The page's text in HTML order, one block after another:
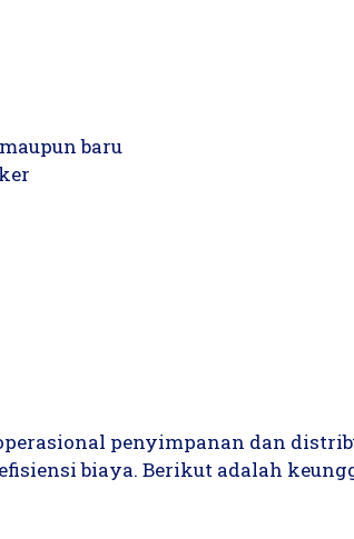
baru
penyimpanan dan
biaya. Berikut adalah